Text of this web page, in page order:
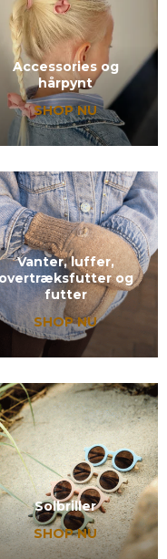
Accessories og
hårpynt
SHOP NU
Vanter, luffer,
overtræksfutter og
futter
SHOP NU
Solbriller
SHOP NU